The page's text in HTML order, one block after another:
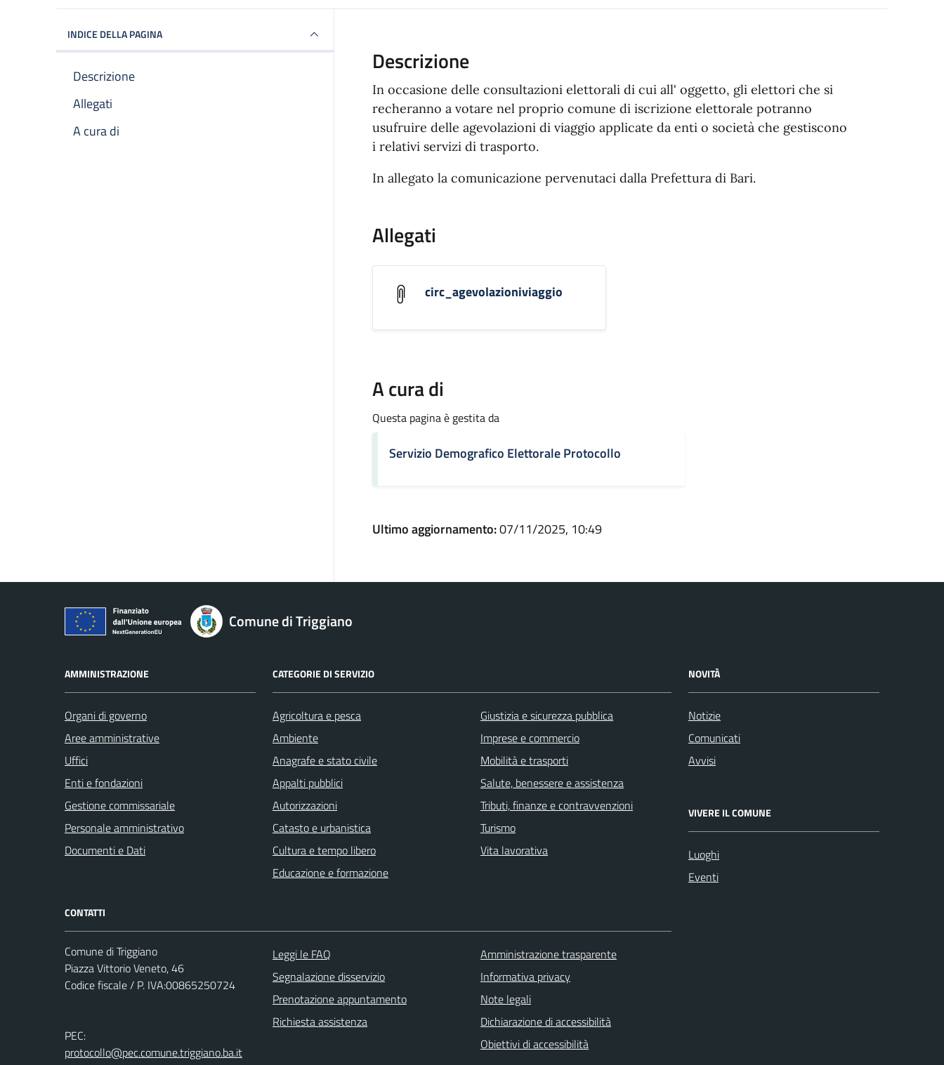
INDICE DELLA PAGINA
Descrizione
Allegati
A cura di
Descrizione
In occasione delle consultazioni elettorali di cui all' oggetto, gli elettori che si
recheranno a votare nel proprio comune di iscrizione elettorale potranno
usufruire delle agevolazioni di viaggio applicate da enti o società che gestiscono
i relativi servizi di trasporto.
In allegato la comunicazione pervenutaci dalla Prefettura di Bari.
Allegati
circ_agevolazioniviaggio
A cura di
Questa pagina è gestita da
Servizio Demografico Elettorale Protocollo
Ultimo aggiornamento:07/11/2025, 10:49
Comune di Triggiano
AMMINISTRAZIONE
Organi di governo
Aree amministrative
Uffici
Enti e fondazioni
Gestione commissariale
Personale amministrativo
Documenti e Dati
CATEGORIE DI SERVIZIO
Agricoltura e pesca
Ambiente
Anagrafe e stato civile
Appalti pubblici
Autorizzazioni
Catasto e urbanistica
Cultura e tempo libero
Educazione e formazione
Giustizia e sicurezza pubblica
Imprese e commercio
Mobilità e trasporti
Salute, benessere e assistenza
Tributi, finanze e contravvenzioni
Turismo
Vita lavorativa
NOVITÀ
Notizie
Comunicati
Avvisi
VIVERE IL COMUNE
Luoghi
Eventi
CONTATTI
Comune di Triggiano
Piazza Vittorio Veneto, 46
Codice fiscale / P. IVA:00865250724
PEC:
protocollo@pec.comune.triggiano.ba.it
Leggi le FAQ
Segnalazione disservizio
Prenotazione appuntamento
Richiesta assistenza
Amministrazione trasparente
Informativa privacy
Note legali
Dichiarazione di accessibilità
Obiettivi di accessibilità